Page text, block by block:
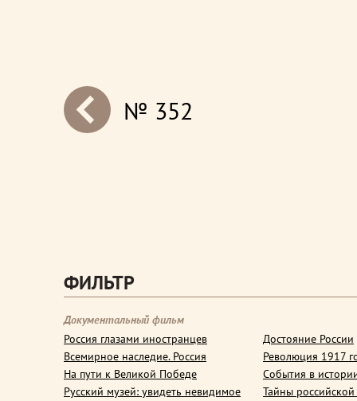
next№ 352
ФИЛЬТР
Документальный фильм
Россия глазами иностранцев
Всемирное наследие. Россия
На пути к Великой Победе
Русский музей: увидеть невидимое
Достояние России
Революция 1917
События в
Тайны